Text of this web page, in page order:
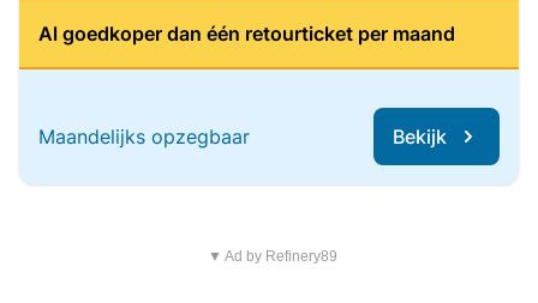
Al goedkoper dan één retourticket per maand
Maandelijks opzegbaar Bekijk
▼ Ad by Refinery89